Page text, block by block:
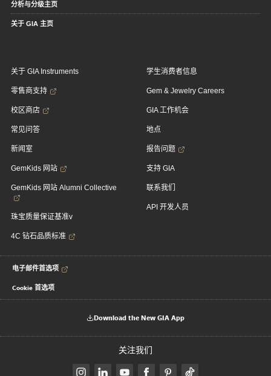
分析与分级主页
关于 GIA 主页
关于 GIA Instruments
零售商支持
校区商店
常见问答
新闻室
GemKids 网站
GemKids 网站 Alumni Collective
珠宝质量保证基准v
4C 钻石品质标准
学生消费者信息
Gem & Jewelry Careers
GIA 工作机会
地点
报告问题
支持 GIA
联系我们
API 开发人员
电子邮件首选项
Cookie 首选项
Download the New GIA App
关注我们